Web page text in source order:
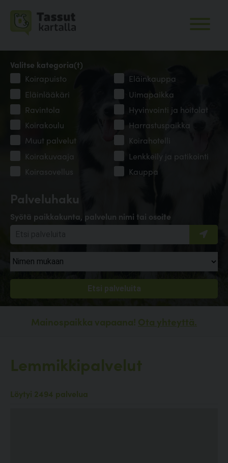
Palveluhaku
Syötä paikkakunta, palvelun nimi tai osoite
Valitse kategoria(t)
Koirapuisto
Eläinkauppa
Eläinlääkäri
Uimapaikka
Ravintola
Hyvinvointi ja hoitolat
Koirakoulu
Harrastuspaikka
Muut palvelut
Koirahotelli
Koirakuvaaja
Lenkkeily ja patikointi
Koirasovellus
Kauppa
Mainospaikka vapaana! Ota yhteyttä.
Lemmikkipalvelut
Löytyi 2494 palvelua